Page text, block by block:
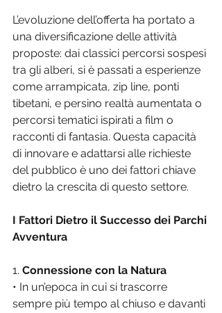
L’evoluzione dell’offerta ha portato a
una diversificazione delle attività
proposte: dai classici percorsi sospesi
tra gli alberi, si è passati a esperienze
come arrampicata, zip line, ponti
tibetani, e persino realtà aumentata o
percorsi tematici ispirati a film o
racconti di fantasia. Questa capacità
di innovare e adattarsi alle richieste
del pubblico è uno dei fattori chiave
dietro la crescita di questo settore.
I Fattori Dietro il Successo dei Parchi
Avventura
1. Connessione con la Natura
• In un’epoca in cui si trascorre
sempre più tempo al chiuso e davanti